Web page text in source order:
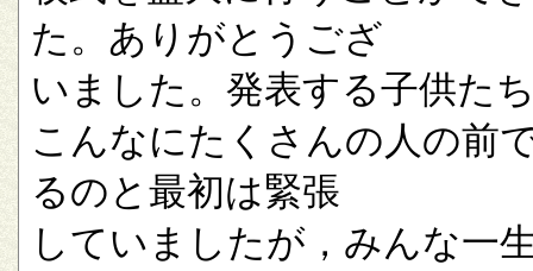
た。ありがとうござ
いました。発表する子供た
こんなにたくさんの人の前
るのと最初は緊張
していましたが，みんな一